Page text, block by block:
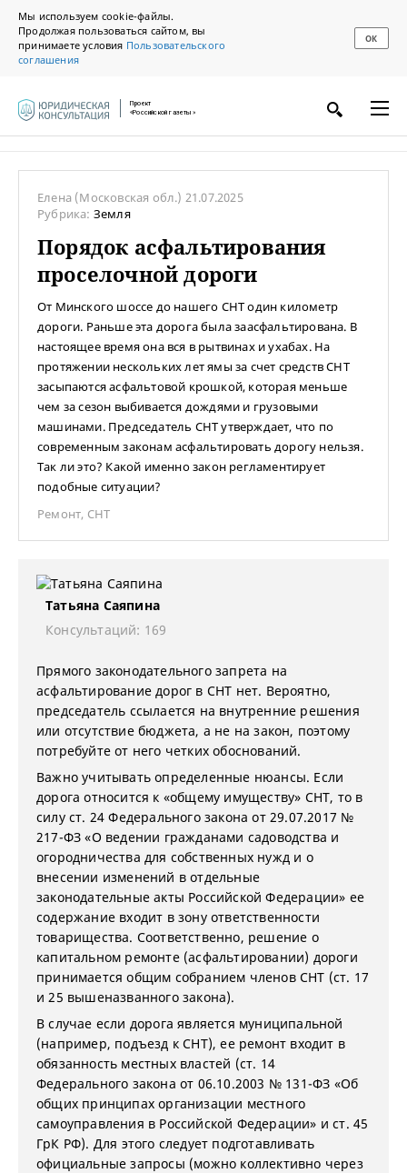
Мы используем cookie-файлы.
Продолжая пользоваться сайтом, вы
принимаете условия Пользовательского
соглашения
ОК
Проект
«Российской газеты»
Елена (Московская обл.) 21.07.2025
Рубрика: Земля
Порядок асфальтирования
проселочной дороги
От Минского шоссе до нашего СНТ один километр
дороги. Раньше эта дорога была заасфальтирована. В
настоящее время она вся в рытвинах и ухабах. На
протяжении нескольких лет ямы за счет средств СНТ
засыпаются асфальтовой крошкой, которая меньше
чем за сезон выбивается дождями и грузовыми
машинами. Председатель СНТ утверждает, что по
современным законам асфальтировать дорогу нельзя.
Так ли это? Какой именно закон регламентирует
подобные ситуации?
Ремонт, СНТ
Татьяна Саяпина
Консультаций: 169
Прямого законодательного запрета на
асфальтирование дорог в СНТ нет. Вероятно,
председатель ссылается на внутренние решения
или отсутствие бюджета, а не на закон, поэтому
потребуйте от него четких обоснований.
Важно учитывать определенные нюансы. Если
дорога относится к «общему имуществу» СНТ, то в
силу ст. 24 Федерального закона от 29.07.2017 №
217-ФЗ «О ведении гражданами садоводства и
огородничества для собственных нужд и о
внесении изменений в отдельные
законодательные акты Российской Федерации» ее
содержание входит в зону ответственности
товарищества. Соответственно, решение о
капитальном ремонте (асфальтировании) дороги
принимается общим собранием членов СНТ (ст. 17
и 25 вышеназванного закона).
В случае если дорога является муниципальной
(например, подъезд к СНТ), ее ремонт входит в
обязанность местных властей (ст. 14
Федерального закона от 06.10.2003 № 131-ФЗ «Об
общих принципах организации местного
самоуправления в Российской Федерации» и ст. 45
ГрК РФ). Для этого следует подготавливать
официальные запросы (можно коллективно через